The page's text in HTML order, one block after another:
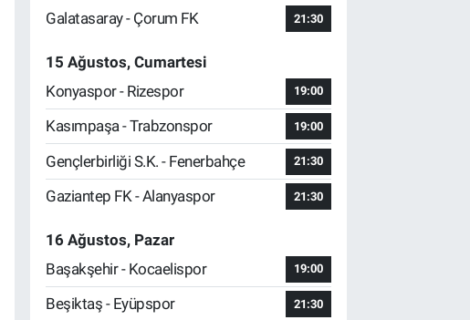
Galatasaray - Çorum FK
21:30
15 Ağustos, Cumartesi
Konyaspor - Rizespor
19:00
Kasımpaşa - Trabzonspor 19:00
Gençlerbirliği S.K. - Fenerbahçe 21:30
Gaziantep FK - Alanyaspor 21:30
16 Ağustos, Pazar
Başakşehir - Kocaelispor
19:00
Beşiktaş - Eyüpspor 21:30